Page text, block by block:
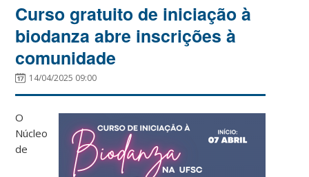
Curso gratuito de iniciação à
biodanza abre inscrições à
comunidade
14/04/2025 09:00
O
Núcleo
de